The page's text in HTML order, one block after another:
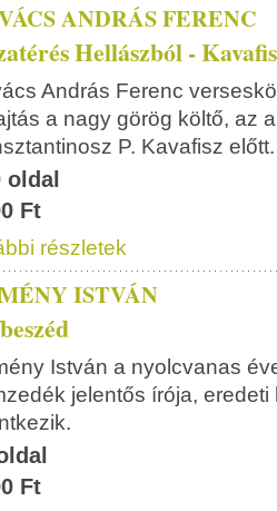
ANDRÁS FERENC
Hellászból -
András Ferenc
a nagy görög költő, az
P. Kavafisz előtt.
oldal
Ft
részletek
ISTVÁN
István a nyolcvanas
jelentős írója,
Ft